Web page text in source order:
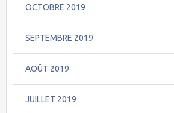
OCTOBRE 2019
SEPTEMBRE 2019
AOÛT 2019
JUILLET 2019